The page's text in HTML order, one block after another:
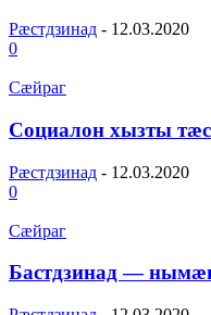
Рæстдзинад - 12.03.2020
0
Сæйраг
Социалон хызты
Рæстдзинад - 12.03.2020
0
Сæйраг
Бастдзинад —